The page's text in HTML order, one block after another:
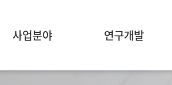
사업분야 연구개발